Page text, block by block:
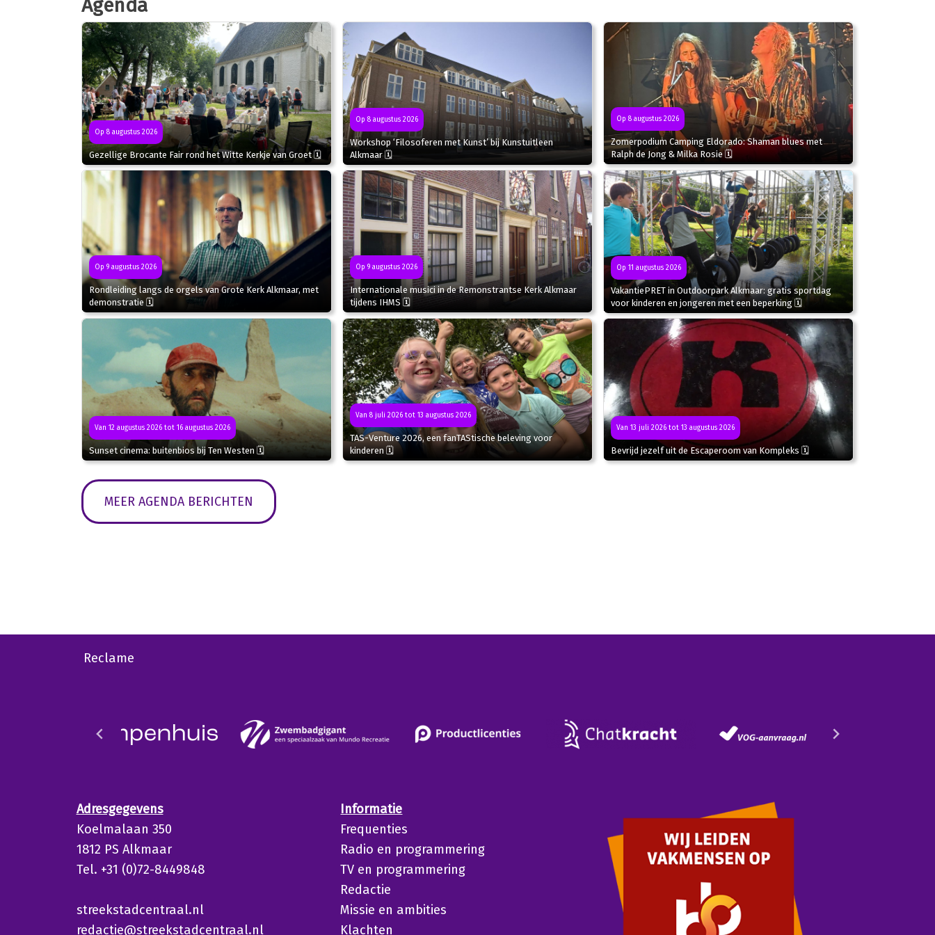
Agenda
Op 8 augustus 2026
Gezellige Brocante Fair rond het Witte Kerkje van Groet 🗓
Op 8 augustus 2026
Workshop ‘Filosoferen met Kunst’ bij Kunstuitleen
Alkmaar 🗓
Op 8 augustus 2026
Zomerpodium Camping Eldorado: Shaman blues met
Ralph de Jong & Milka Rosie 🗓
Op 9 augustus 2026
Rondleiding langs de orgels van Grote Kerk Alkmaar, met
demonstratie 🗓
Op 9 augustus 2026
Internationale musici in de Remonstrantse Kerk Alkmaar
tijdens IHMS 🗓
Op 11 augustus 2026
VakantiePRET in Outdoorpark Alkmaar: gratis sportdag
voor kinderen en jongeren met een beperking 🗓
Van 12 augustus 2026 tot 16 augustus 2026
Sunset cinema: buitenbios bij Ten Westen 🗓
Van 8 juli 2026 tot 13 augustus 2026
TAS-Venture 2026, een fanTAStische beleving voor
kinderen 🗓
Van 13 juli 2026 tot 13 augustus 2026
Bevrijd jezelf uit de Escaperoom van Kompleks 🗓
MEER AGENDA BERICHTEN
Reclame
Adresgegevens
Koelmalaan 350
1812 PS Alkmaar
Tel. +31 (0)72-8449848
streekstadcentraal.nl
redactie@streekstadcentraal.nl
Informatie
Frequenties
Radio en programmering
TV en programmering
Redactie
Missie en ambities
Klachten